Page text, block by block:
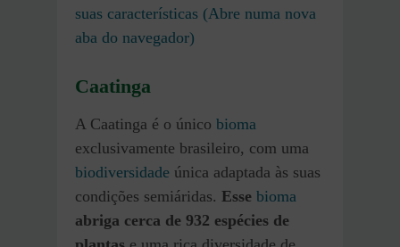
suas características (Abre numa nova
aba do navegador)
Caatinga
A Caatinga é o único bioma
exclusivamente brasileiro, com uma
biodiversidade única adaptada às suas
condições semiáridas. Esse bioma
abriga cerca de 932 espécies de